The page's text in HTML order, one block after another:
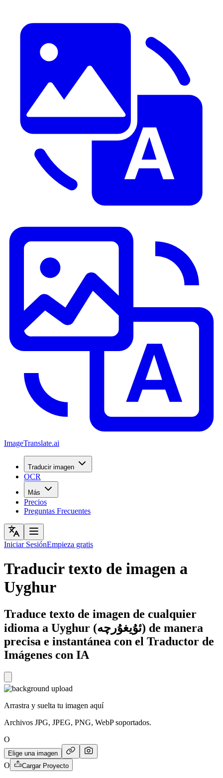
ImageTranslate.ai
Traducir imagen
OCR
Más
Precios
Preguntas Frecuentes
Iniciar SesiónEmpieza gratis
Traducir texto de imagen a
Uyghur
Traduce texto de imagen de cualquier
idioma a Uyghur (ئۇيغۇرچە) de manera
precisa e instantánea con el Traductor de
Imágenes con IA
Arrastra y suelta tu imagen aquí
Archivos JPG, JPEG, PNG, WebP soportados.
O
Elige una imagen
O Cargar Proyecto